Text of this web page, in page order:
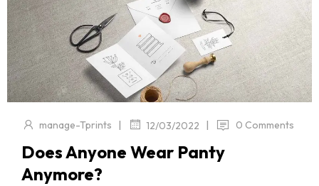
manage-Tprints | 12/03/2022 | 0 Comments
Does Anyone Wear Panty
Anymore?